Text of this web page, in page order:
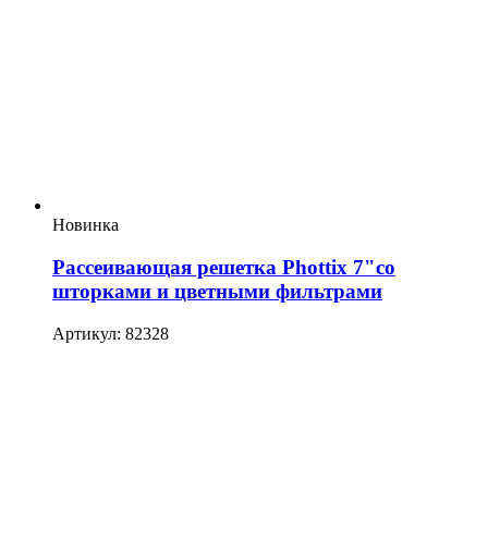
Новинка
Рассеивающая решетка Phottix 7"со
шторками и цветными фильтрами
Артикул: 82328